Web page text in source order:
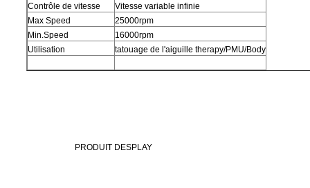
Contrôle de vitesse
Vitesse variable infinie
Max Speed
25000rpm
Min.Speed
16000rpm
Utilisation
tatouage de l'aiguille therapy/PMU/Body
PRODUIT DESPLAY